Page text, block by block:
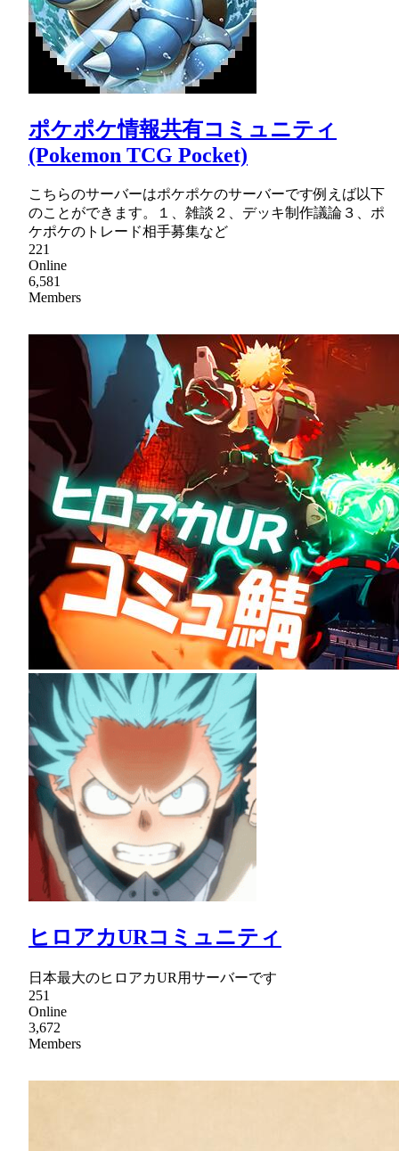
ポケポケ情報共有コミュニティ
(Pokemon TCG Pocket)
こちらのサーバーはポケポケのサーバーです例えば以下
のことができます。１、雑談２、デッキ制作議論３、ポ
ケポケのトレード相手募集など
221
Online
6,581
Members
ヒロアカURコミュニティ
日本最大のヒロアカUR用サーバーです
251
Online
3,672
Members